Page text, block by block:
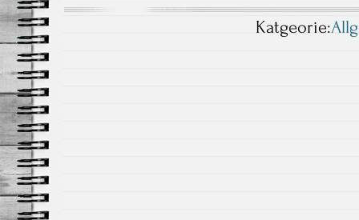
Katgeorie: